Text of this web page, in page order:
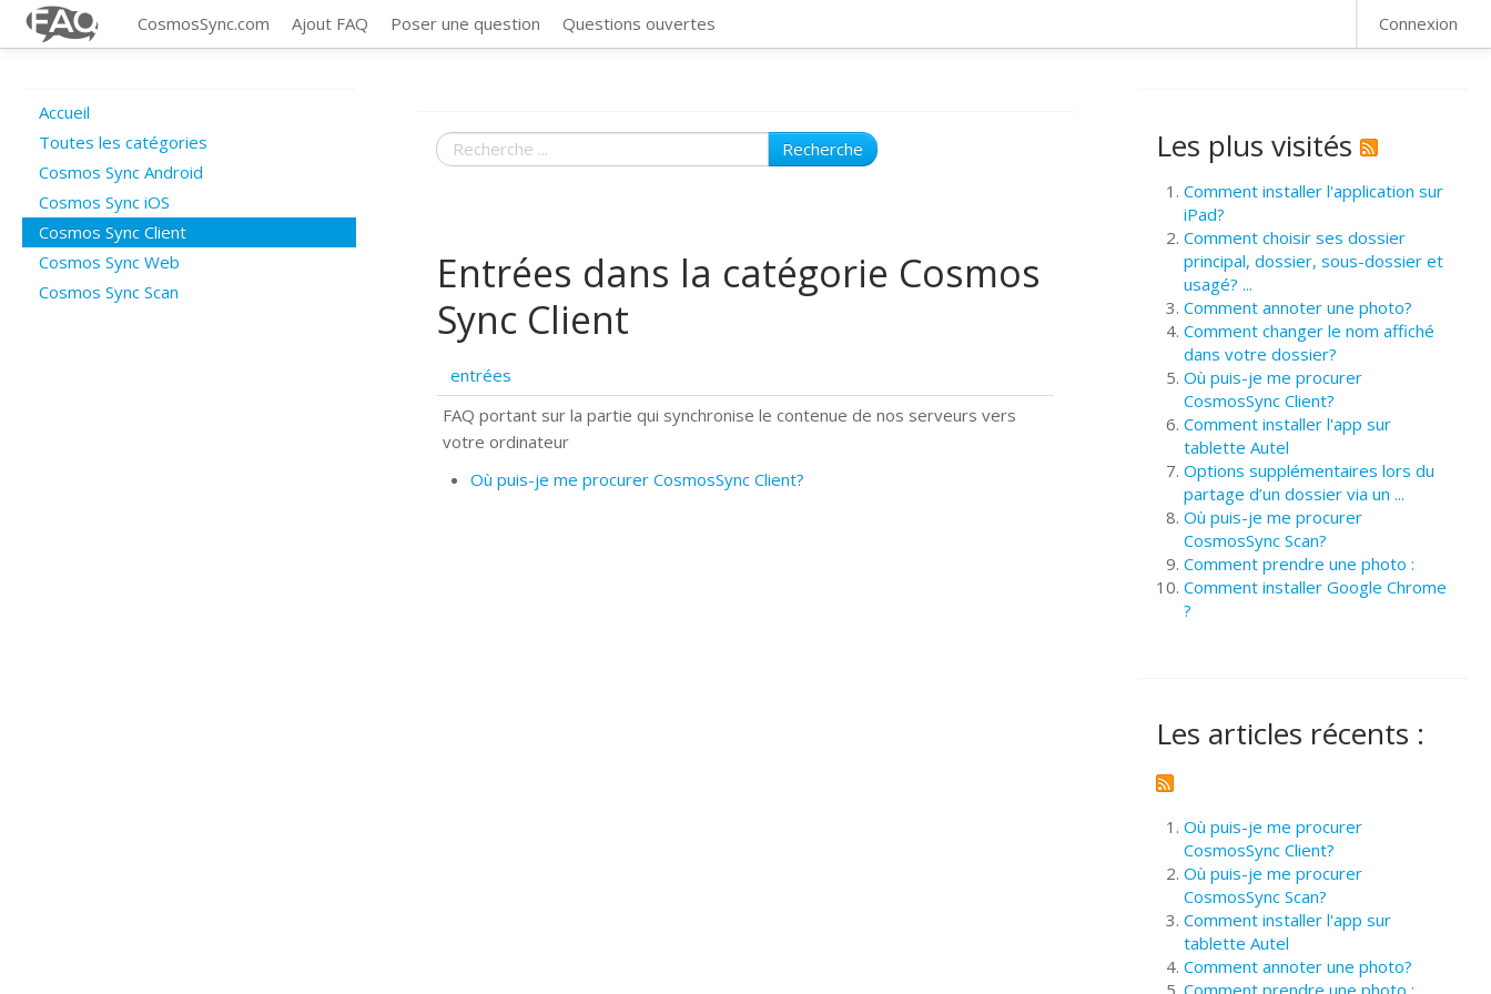
CosmosSync.com Ajout FAQ Poser une question Questions ouvertes Connexion
Accueil
Toutes les catégories
Cosmos Sync Android
Cosmos Sync iOS
Cosmos Sync Client
Cosmos Sync Web
Cosmos Sync Scan
Recherche
Entrées dans la catégorie Cosmos
Sync Client
entrées
FAQ portant sur la partie qui synchronise le contenue de nos serveurs vers
votre ordinateur
Où puis-je me procurer CosmosSync Client?
Les plus visités
Comment installer l'application sur
iPad?
Comment choisir ses dossier
principal, dossier, sous-dossier et
usagé? ...
Comment annoter une photo?
Comment changer le nom affiché
dans votre dossier?
Où puis-je me procurer
CosmosSync Client?
Comment installer l'app sur
tablette Autel
Options supplémentaires lors du
partage d’un dossier via un ...
Où puis-je me procurer
CosmosSync Scan?
Comment prendre une photo :
Comment installer Google Chrome
?
Les articles récents :
Où puis-je me procurer
CosmosSync Client?
Où puis-je me procurer
CosmosSync Scan?
Comment installer l'app sur
tablette Autel
Comment annoter une photo?
Comment prendre une photo :